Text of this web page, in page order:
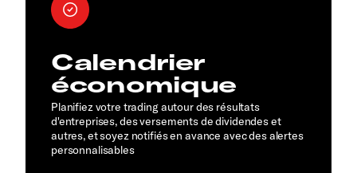
Calendrier
économique
Planifiez votre trading autour des résultats
d'entreprises, des versements de dividendes et
autres, et soyez notifiés en avance avec des alertes
personnalisables